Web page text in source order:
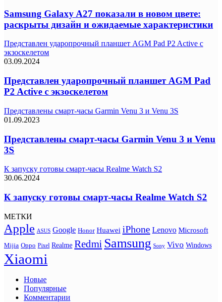
Samsung Galaxy A27 показали в новом цвете:
раскрыты дизайн и ожидаемые характеристики
Представлен ударопрочный планшет AGM Pad P2 Active с
экзоскелетом
03.09.2024
Представлен ударопрочный планшет AGM Pad
P2 Active с экзоскелетом
Представлены смарт-часы Garmin Venu 3 и Venu 3S
01.09.2023
Представлены смарт-часы Garmin Venu 3 и Venu
3S
К запуску готовы смарт-часы Realme Watch S2
30.06.2024
К запуску готовы смарт-часы Realme Watch S2
МЕТКИ
Apple ASUS Google Honor Huawei iPhone Lenovo Microsoft
Mijia Oppo Pixel Realme Redmi Samsung Sony Vivo Windows
Xiaomi
Новые
Популярные
Комментарии